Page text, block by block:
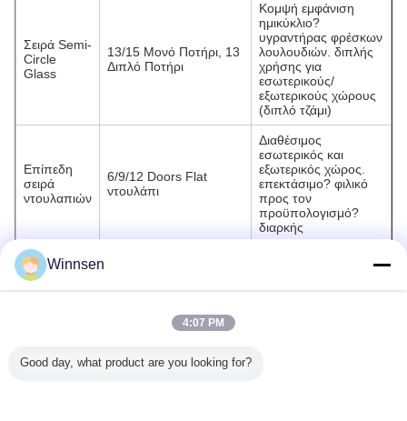
Σειρά Semi-
Circle
Glass
13/15 Μονό Ποτήρι, 13
Διπλό Ποτήρι
Κομψή εμφάνιση
ημικύκλιο?
υγραντήρας φρέσκων
λουλουδιών. διπλής
χρήσης για
εσωτερικούς/
εξωτερικούς χώρους
(διπλό τζάμι)
Επίπεδη
σειρά
ντουλαπιών
6/9/12 Doors Flat
ντουλάπι
Διαθέσιμος
εσωτερικός και
εξωτερικός χώρος.
επεκτάσιμο? φιλικό
προς τον
προϋπολογισμό?
διαρκής
Συνιστώμενα προϊόντα
Winnsen
4:07 PM
Good day, what product are you looking for?